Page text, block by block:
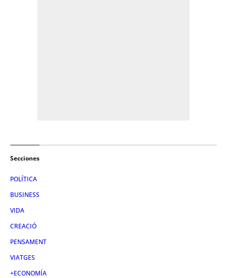
Secciones
POLÍTICA
BUSINESS
VIDA
CREACIÓ
PENSAMENT
VIATGES
+ECONOMÍA